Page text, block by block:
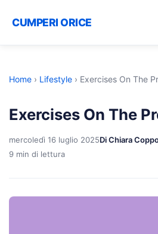
CUMPERI ORICE
Home › Lifestyle › Exercises On The
Exercises On The
mercoledì 16 luglio 2025Di Chiara
9 min di lettura